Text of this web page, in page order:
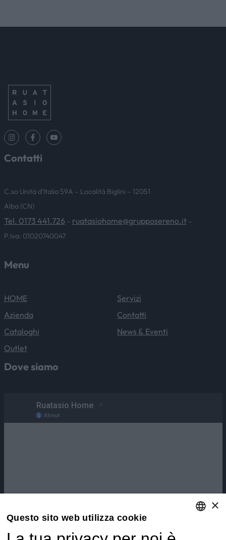
Contatti
C.so Unità d’Italia 59A – Località Biglini – 12051
Alba (CN)
Tel. 0173 441.726 – ruatasiohome@grupposereno.it –
P.Iva: 01020740047
Menu
HOME
Azienda
Cataloghi
Outlet
Servizi
Contatti
News & Eventi
Dove siamo
×
Questo sito web utilizza cookie